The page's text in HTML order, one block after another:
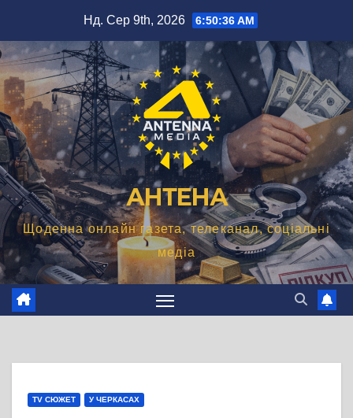
вмісту
Нд. Сер 9th, 2026 6:50:37 AM
АНТЕНА
Щоденна онлайн газета, телеканал, соціальні
медіа
TV СЮЖЕТ У ЧЕРКАСАХ